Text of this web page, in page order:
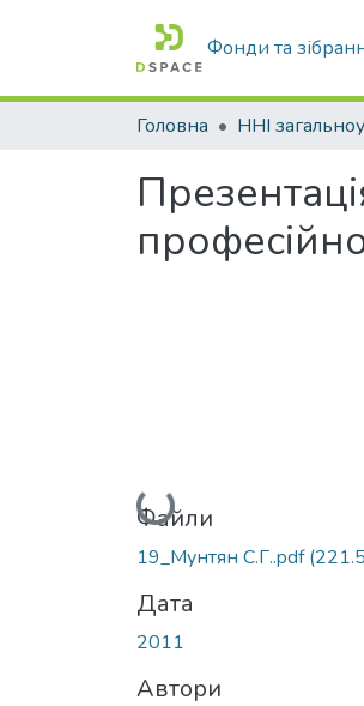
Фонди та
Головна
Вантажиться...
Файли
19_Мунтян С.Г..pdf
Дата
2011
Автори